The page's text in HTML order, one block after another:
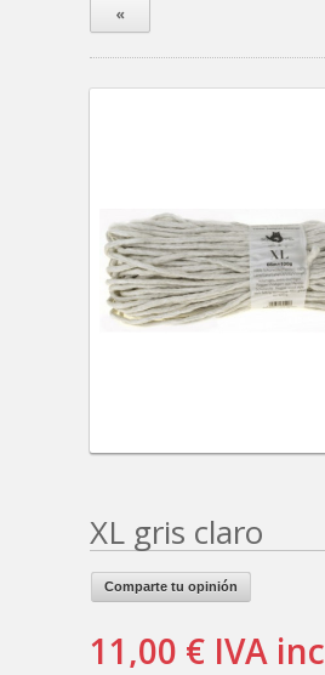
«
XL gris claro
Comparte tu opinión
11,00 € IVA